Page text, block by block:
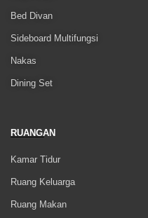
Bed Divan
Sideboard Multifungsi
Nakas
Dining Set
RUANGAN
Kamar Tidur
Ruang Keluarga
Ruang Makan